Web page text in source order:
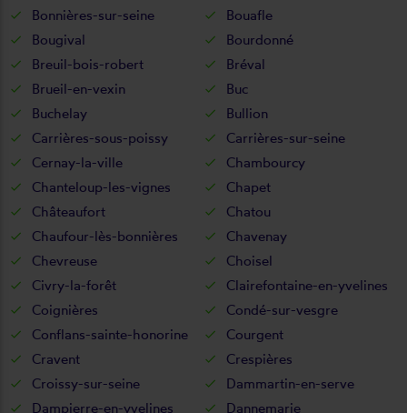
Bonnières-sur-seine
Bouafle
Bougival
Bourdonné
Breuil-bois-robert
Bréval
Brueil-en-vexin
Buc
Buchelay
Bullion
Carrières-sous-poissy
Carrières-sur-seine
Cernay-la-ville
Chambourcy
Chanteloup-les-vignes
Chapet
Châteaufort
Chatou
Chaufour-lès-bonnières
Chavenay
Chevreuse
Choisel
Civry-la-forêt
Clairefontaine-en-yvelines
Coignières
Condé-sur-vesgre
Conflans-sainte-honorine
Courgent
Cravent
Crespières
Croissy-sur-seine
Dammartin-en-serve
Dampierre-en-yvelines
Dannemarie